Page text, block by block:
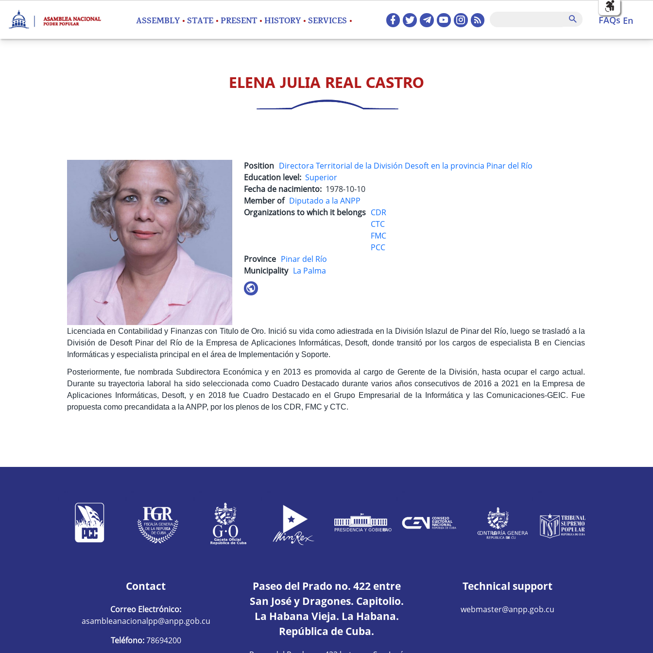
ASSEMBLY STATE PRESENT HISTORY SERVICES
Redes sociales home
FAQs
FAQs en
ELENA JULIA REAL CASTRO
Position Directora Territorial de la División Desoft en la provincia Pinar del Río
Education level Superior
Fecha de nacimiento 1978-10-10
Member of Diputado a la ANPP
Organizations to which it belongs CDR
CTC
FMC
PCC
Province Pinar del Río
Municipality La Palma
Licenciada en Contabilidad y Finanzas con Titulo de Oro. Inició su vida como adiestrada en la División Islazul de Pinar del Río, luego se trasladó a la
División de Desoft Pinar del Río de la Empresa de Aplicaciones Informáticas, Desoft, donde transitó por los cargos de especialista B en Ciencias
Informáticas y especialista principal en el área de Implementación y Soporte.
Posteriormente, fue nombrada Subdirectora Económica y en 2013 es promovida al cargo de Gerente de la División, hasta ocupar el cargo actual.
Durante su trayectoria laboral ha sido seleccionada como Cuadro Destacado durante varios años consecutivos de 2016 a 2021 en la Empresa de
Aplicaciones Informáticas, Desoft, y en 2018 fue Cuadro Destacado en el Grupo Empresarial de la Informática y las Comunicaciones-GEIC. Fue
propuesta como precandidata a la ANPP, por los plenos de los CDR, FMC y CTC.
Contact
Correo Electrónico:
asambleanacionalpp@anpp.gob.cu
Teléfono:78694200
Paseo del Prado no. 422 entre
San José y Dragones. Capitolio.
La Habana Vieja. La Habana.
República de Cuba.
Technical support
webmaster@anpp.gob.cu